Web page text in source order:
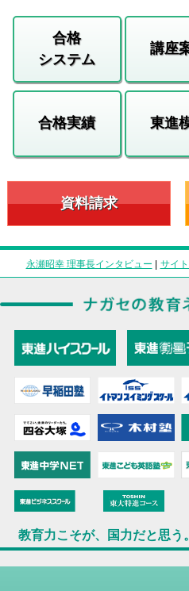
合格
システム
講座
合格実績 東進
資料請求
永瀬昭幸 理事長インタビュー | サイ
教育力こそが、国力だと思う。